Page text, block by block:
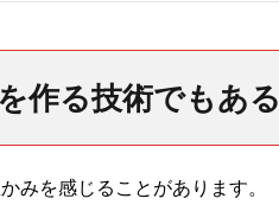
作る技術でもある
みを感じることがあります。